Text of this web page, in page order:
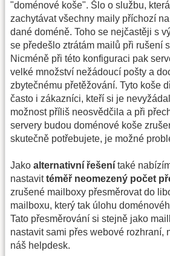
"doménové koše". Šlo o službu,
zachytávat všechny maily příchozí
dané doméně. Toho se nejčastěji s
se předešlo ztrátám mailů při rušení
Nicméně při této konfiguraci pak
velké množství nežádoucí pošty a
zbytečnému přetěžování. Tyto koše
často i zákazníci, kteří si je
možnost příliš neosvědčila a při
servery budou doménové koše
skutečně potřebujete, je možné
Jako alternativní řešení také
nastavittéměř neomezený počet
zrušené mailboxy přesměrovat do
mailboxu, který tak úlohu
Tato přesměrování si stejně jako
nastavit sami přes webové rozhraní,
náš helpdesk.